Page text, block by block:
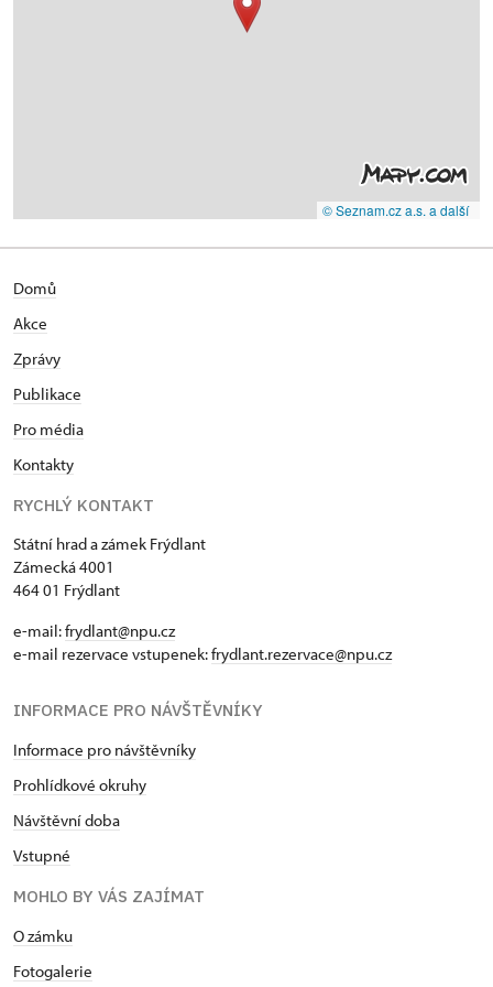
© Seznam.cz a.s. a další
Domů
Akce
Zprávy
Publikace
Pro média
Kontakty
RYCHLÝ KONTAKT
Státní hrad a zámek Frýdlant
Zámecká 4001
464 01 Frýdlant
e-mail:frydlant@npu.cz
e-mail rezervace vstupenek:frydlant.rezervace@npu.cz
INFORMACE PRO NÁVŠTĚVNÍKY
Informace pro návštěvníky
Prohlídkové okruhy
Návštěvní doba
Vstupné
MOHLO BY VÁS ZAJÍMAT
O zámku
Fotogalerie